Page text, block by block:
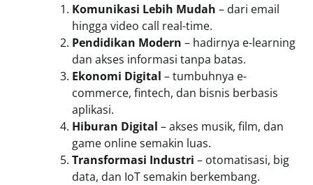
Komunikasi Lebih Mudah – dari email
hingga video call real-time.
Pendidikan Modern – hadirnya e-learning
dan akses informasi tanpa batas.
Ekonomi Digital – tumbuhnya e-
commerce, fintech, dan bisnis berbasis
aplikasi.
Hiburan Digital – akses musik, film, dan
game online semakin luas.
Transformasi Industri – otomatisasi, big
data, dan IoT semakin berkembang.